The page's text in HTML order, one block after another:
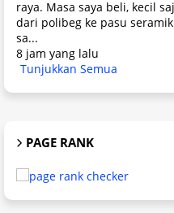
raya. Masa saya beli, kecil
dari polibeg ke pasu
sa...
8 jam yang lalu
Tunjukkan Semua
PAGE RANK